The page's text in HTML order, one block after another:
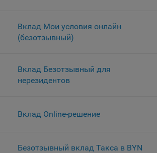
Вклад Мои условия онлайн
(безотзывный)
Вклад Безотзывный для
нерезидентов
Вклад Online-решение
Безотзывный вклад Такса в BYN